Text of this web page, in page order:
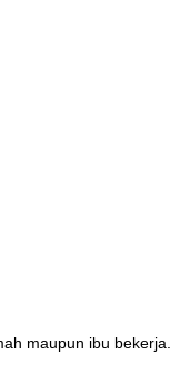
maupun ibu bekerja.